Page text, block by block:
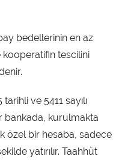
bedellerinin en az
kooperatifin tescilini
ve 5411 sayılı
bankada, kurulmakta
özel bir hesaba, sadece
yatırılır. Taahhüt